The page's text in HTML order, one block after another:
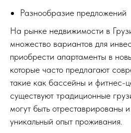
Разнообразие предложений
На рынке недвижимости в
множество вариантов для
приобрести апартаменты в
которые часто предлагают
такие как бассейны и фитнес-
существуют традиционные
могут быть отреставрированы
уникальный опыт проживания.